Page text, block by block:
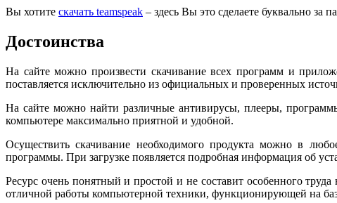
Вы хотите скачать teamspeak – здесь Вы это сделаете буквально за
Достоинства
На сайте можно произвести скачивание всех программ и
поставляется исключительно из официальных и проверенных
На сайте можно найти различные антивирусы, плееры,
компьютере максимально приятной и удобной.
Осуществить скачивание необходимого продукта можно в
программы. При загрузке появляется подробная информация об
Ресурс очень понятный и простой и не составит особенного
отличной работы компьютерной техники, функционирующей на